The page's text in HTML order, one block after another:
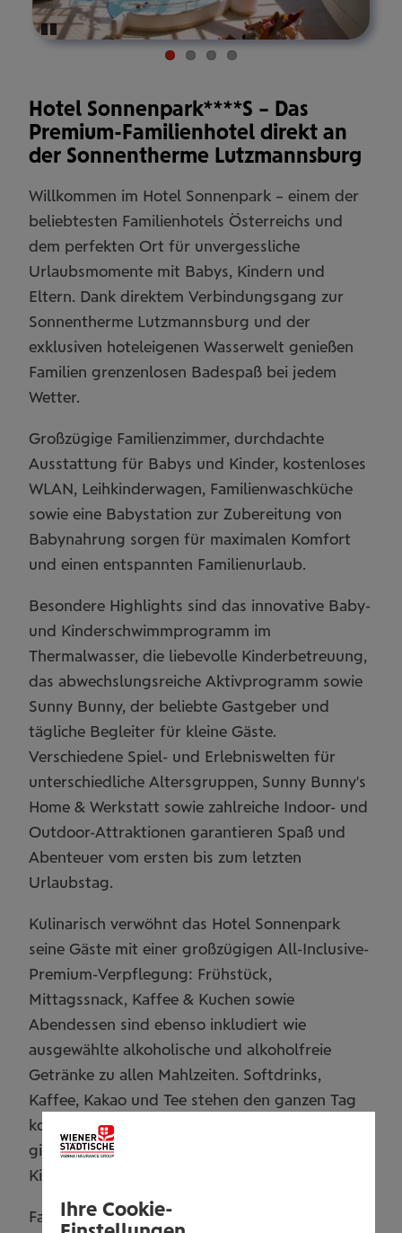
Hotel Sonnenpark****S – Das
Premium-Familienhotel direkt an
der Sonnentherme Lutzmannsburg
Willkommen im Hotel Sonnenpark – einem der
beliebtesten Familienhotels Österreichs und
dem perfekten Ort für unvergessliche
Urlaubsmomente mit Babys, Kindern und
Eltern. Dank direktem Verbindungsgang zur
Sonnentherme Lutzmannsburg und der
exklusiven hoteleigenen Wasserwelt genießen
Familien grenzenlosen Badespaß bei jedem
Wetter.
Großzügige Familienzimmer, durchdachte
Ausstattung für Babys und Kinder, kostenloses
WLAN, Leihkinderwagen, Familienwaschküche
sowie eine Babystation zur Zubereitung von
Babynahrung sorgen für maximalen Komfort
und einen entspannten Familienurlaub.
Besondere Highlights sind das innovative Baby-
und Kinderschwimmprogramm im
Thermalwasser, die liebevolle Kinderbetreuung,
das abwechslungsreiche Aktivprogramm sowie
Sunny Bunny, der beliebte Gastgeber und
tägliche Begleiter für kleine Gäste.
Verschiedene Spiel- und Erlebniswelten für
unterschiedliche Altersgruppen, Sunny Bunny's
Home & Werkstatt sowie zahlreiche Indoor- und
Outdoor-Attraktionen garantieren Spaß und
Abenteuer vom ersten bis zum letzten
Urlaubstag.
Kulinarisch verwöhnt das Hotel Sonnenpark
seine Gäste mit einer großzügigen All-Inclusive-
Premium-Verpflegung: Frühstück,
Mittagssnack, Kaffee & Kuchen sowie
Abendessen sind ebenso inkludiert wie
ausgewählte alkoholische und alkoholfreie
Getränke zu allen Mahlzeiten. Softdrinks,
Kaffee, Kakao und Tee stehen den ganzen Tag
kostenlos zur Verfügung. Für Babys und Kinder
gibt es zusätzlich liebevoll gestaltete Baby- und
Kinderbuffets.
Familienurlaub auf höchstem Niveau – sorglos,
Ihre Cookie-